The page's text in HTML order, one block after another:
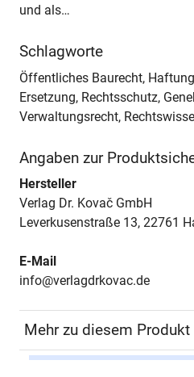
und als…
Schlagworte
Öffentliches Baurecht,
Ersetzung, Rechtsschutz,
Verwaltungsrecht,
Angaben zur
Hersteller
Verlag Dr. Kovač GmbH
Leverkusenstraße 13, 22761
E-Mail
info@verlagdrkovac.de
Mehr zu diesem Produkt